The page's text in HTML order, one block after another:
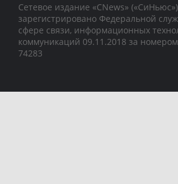
Сетевое издание «CNews» («СиНьюс»)
зарегистрировано Федеральной
сфере связи, информационных
коммуникаций 09.11.2018 за
74283